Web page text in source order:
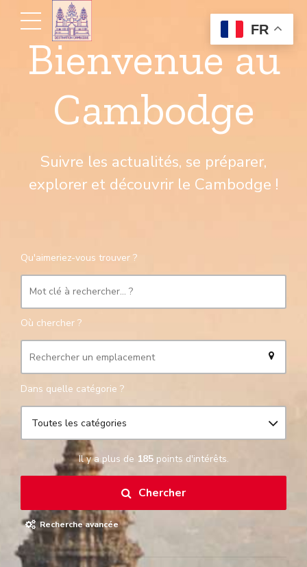
Bienvenue au
Cambodge
Suivre les actualités, se préparer,
explorer et découvrir le Cambodge !
Qu'aimeriez-vous trouver ?
Où chercher ?
Dans quelle catégorie ?
Toutes les catégories
Il y a plus de 185points d'intérêts.
Recherche avancée
Chercher
FR